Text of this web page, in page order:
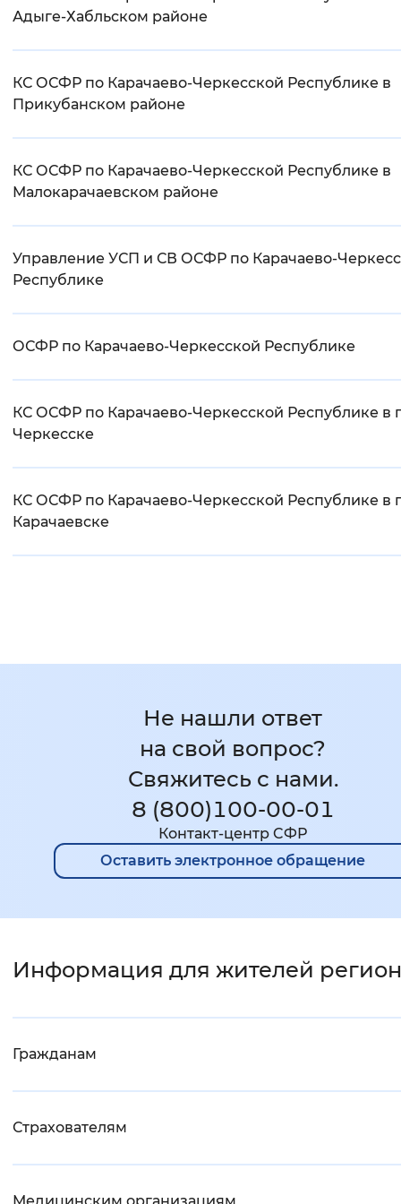
Адыге-Хабльском районе
КС ОСФР по Карачаево-Черкесской Республике в
Прикубанском районе
КС ОСФР по Карачаево-Черкесской Республике в
Малокарачаевском районе
Управление УСП и СВ ОСФР по Карачаево-
Республике
ОСФР по Карачаево-Черкесской Республике
КС ОСФР по Карачаево-Черкесской Республике в
Черкесске
КС ОСФР по Карачаево-Черкесской Республике в
Карачаевске
Не нашли ответ
на свой вопрос?
Свяжитесь с нами.
8 (800)100-00-01
Контакт-центр CФР
Оставить электронное обращение
Информация для жителей
Гражданам
Страхователям